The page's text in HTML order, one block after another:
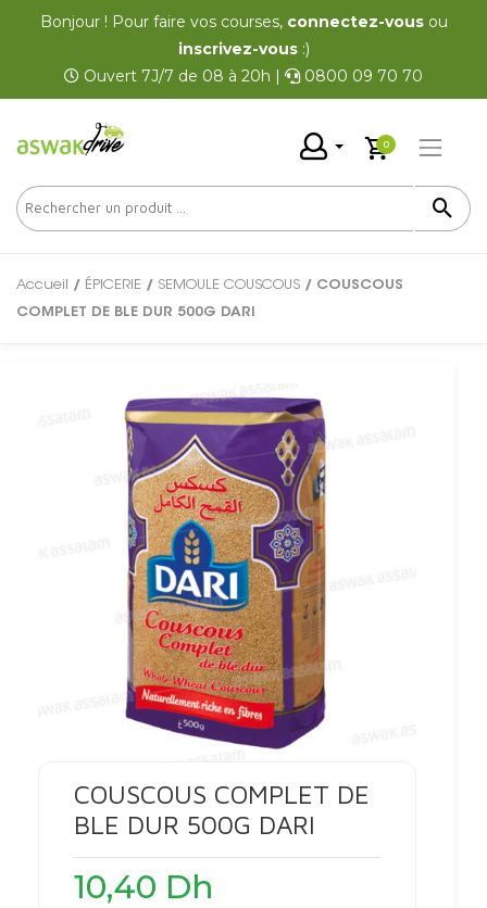
Bonjour ! Pour faire vos courses, connectez-vousou
inscrivez-vous:)
Ouvert 7J/7 de 08 à 20h |
0800 09 70 70
0
Accueil / ÉPICERIE / SEMOULE COUSCOUS / COUSCOUS
COMPLET DE BLE DUR 500G DARI
COUSCOUS COMPLET DE
BLE DUR 500G DARI
10,40 Dh